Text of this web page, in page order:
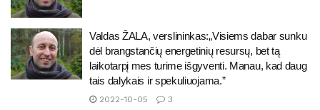
Valdas ŽALA, verslininkas:„Visiems dabar sunku
dėl brangstančių energetinių resursų, bet tą
laikotarpį mes turime išgyventi. Manau, kad daug
tais dalykais ir spekuliuojama.”
2022-10-05 3